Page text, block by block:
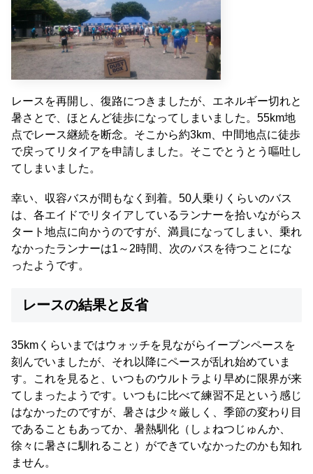
レースを再開し、復路につきましたが、エネルギー切れと
暑さとで、ほとんど徒歩になってしまいました。55km地
点でレース継続を断念。そこから約3km、中間地点に徒歩
で戻ってリタイアを申請しました。そこでとうとう嘔吐し
てしまいました。
幸い、収容バスが間もなく到着。50人乗りくらいのバス
は、各エイドでリタイアしているランナーを拾いながらス
タート地点に向かうのですが、満員になってしまい、乗れ
なかったランナーは1～2時間、次のバスを待つことにな
ったようです。
レースの結果と反省
35kmくらいまではウォッチを見ながらイーブンペースを
刻んでいましたが、それ以降にペースが乱れ始めていま
す。これを見ると、いつものウルトラより早めに限界が来
てしまったようです。いつもに比べて練習不足という感じ
はなかったのですが、暑さは少々厳しく、季節の変わり目
であることもあってか、暑熱馴化（しょねつじゅんか、
徐々に暑さに馴れること）ができていなかったのかも知れ
ません。